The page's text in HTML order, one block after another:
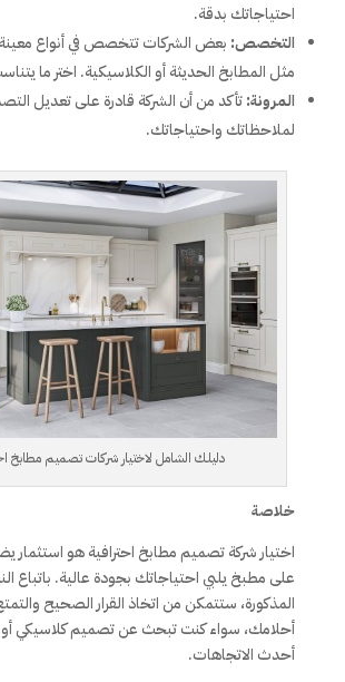
احتياجاتك بدقة.
التخصص: بعض الشركات تتخصص في أنواع
مثل المطابخ الحديثة أو الكلاسيكية. اختر ما
المرونة:تأكد من أن الشركة قادرة على تعديل
لملاحظاتك واحتياجاتك.
دليلك الشامل لاختيار شركات تصميم مطابخ
خلاصة
اختيار شركة تصميم مطابخ احترافية هو
على مطبخ يلبي احتياجاتك بجودة عالية. باتباع
المذكورة، ستتمكن من اتخاذ القرار الصحيح
أحلامك، سواء كنت تبحث عن تصميم كلاسيكي
أحدث الاتجاهات.